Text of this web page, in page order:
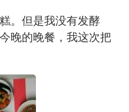
。但是我没有发酵
晚的晚餐，我这次把